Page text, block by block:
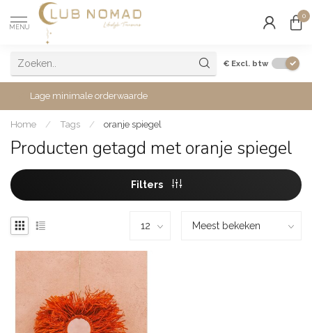
MENU
0
€ Excl. btw
Lage minimale orderwaarde
Home / Tags / oranje spiegel
Producten getagd met oranje spiegel
Filters